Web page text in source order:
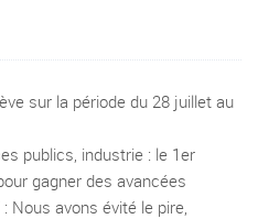
sur la période du 28 juillet au
publics, industrie : le 1er
gagner des avancées
Nous avons évité le pire,